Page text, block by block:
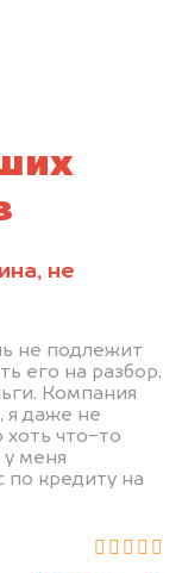
не
не подлежит
его на разбор,
Компания
я даже не
что-то
меня
по кредиту на